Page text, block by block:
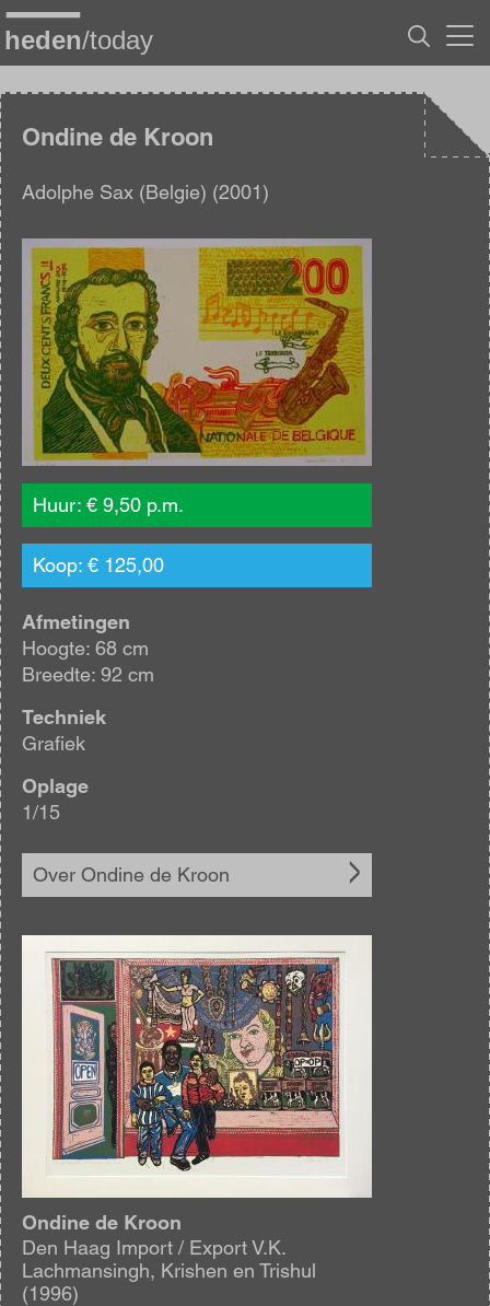
Overslaan
en
naar
inhoud
gaanOndine de Kroon
Adolphe Sax (Belgie) (2001)
Afbeelding
Huur: € 9,50 p.m.
Koop: € 125,00
Afmetingen
Hoogte: 68 cm
Breedte: 92 cm
Techniek
Grafiek
Oplage
1/15
Over Ondine de Kroon
Afbeelding
Ondine de Kroon
Den Haag Import / Export V.K.
Lachmansingh, Krishen en Trishul
(1996)